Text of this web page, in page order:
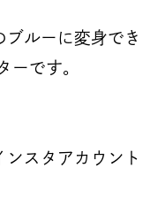
ルーに変身でき
ーです。
スタアカウント